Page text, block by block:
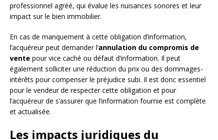
professionnel agréé, qui évalue les nuisances sonores et leur
impact sur le bien immobilier.
En cas de manquement à cette obligation d’information,
l’acquéreur peut demander l’annulation du compromis de
vente pour vice caché ou défaut d’information. Il peut
également solliciter une réduction du prix ou des dommages-
intérêts pour compenser le préjudice subi. Il est donc essentiel
pour le vendeur de respecter cette obligation et pour
l’acquéreur de s’assurer que l’information fournie est complète
et actualisée.
Les impacts juridiques du